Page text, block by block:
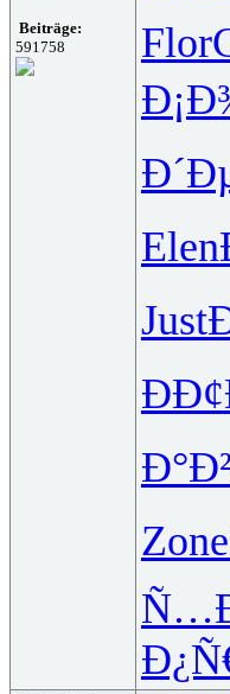
Beiträge:
591758
Flor
Elen
Just
Zone